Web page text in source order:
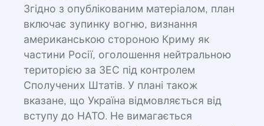
Згідно з опублікованим матеріалом, план
включає зупинку вогню, визнання
американською стороною Криму як
частини Росії, оголошення нейтральною
територією за ЗЕС під контролем
Сполучених Штатів. У плані також
вказане, що Україна відмовляється від
вступу до НАТО. Не вимагається